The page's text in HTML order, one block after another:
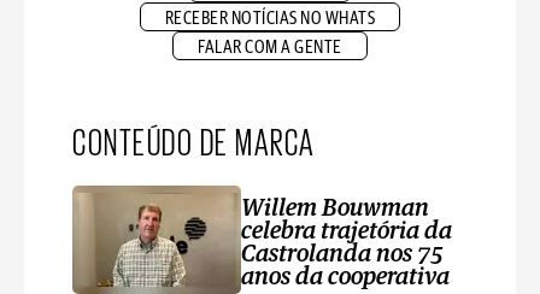
RECEBER NOTÍCIAS NO WHATS
FALAR COM A GENTE
CONTEÚDO DE MARCA
Willem Bouwman
celebra trajetória da
Castrolanda nos 75
anos da cooperativa